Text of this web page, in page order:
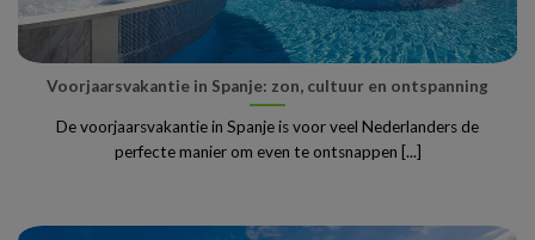
Voorjaarsvakantie in Spanje: zon, cultuur en ontspanning
De voorjaarsvakantie in Spanje is voor veel Nederlanders de
perfecte manier om even te ontsnappen [...]